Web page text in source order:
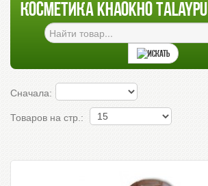
КОСМЕТИКА KHAOKHO TALAYPU
Сначала:
Товаров на стр.: